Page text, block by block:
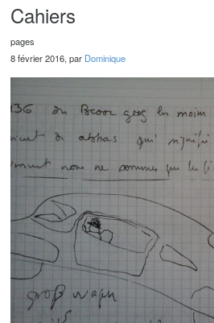
Cahiers
pages
8 février 2016, par Dominique